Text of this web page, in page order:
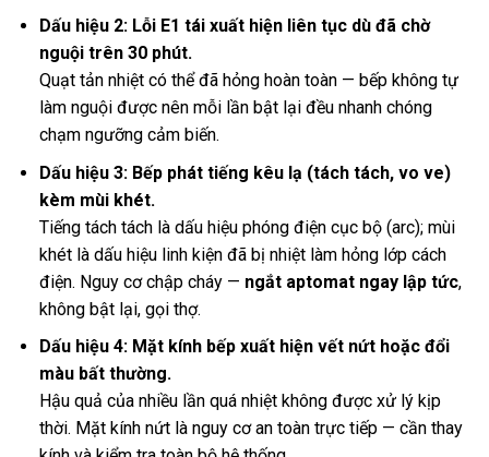
Dấu hiệu 2: Lỗi E1 tái xuất hiện liên tục dù đã chờ
nguội trên 30 phút.
Quạt tản nhiệt có thể đã hỏng hoàn toàn — bếp không tự
làm nguội được nên mỗi lần bật lại đều nhanh chóng
chạm ngưỡng cảm biến.
Dấu hiệu 3: Bếp phát tiếng kêu lạ (tách tách, vo ve)
kèm mùi khét.
Tiếng tách tách là dấu hiệu phóng điện cục bộ (arc); mùi
khét là dấu hiệu linh kiện đã bị nhiệt làm hỏng lớp cách
điện. Nguy cơ chập cháy — ngắt aptomat ngay lập tức,
không bật lại, gọi thợ.
Dấu hiệu 4: Mặt kính bếp xuất hiện vết nứt hoặc đổi
màu bất thường.
Hậu quả của nhiều lần quá nhiệt không được xử lý kịp
thời. Mặt kính nứt là nguy cơ an toàn trực tiếp — cần thay